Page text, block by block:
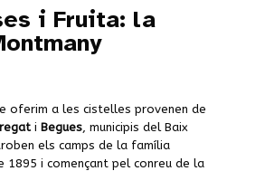
i Fruita: la
oferim a les cistelles provenen de
i Begues, municipis del Baix
els camps de la família
1895 i començant pel conreu de la